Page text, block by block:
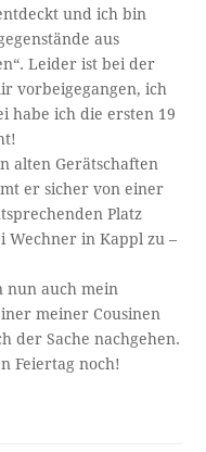
und ich bin
aus
Leider ist bei der
vorbeigegangen, ich
habe ich die ersten 19
alten Gerätschaften
er sicher von einer
Platz
Wechner in Kappl zu –
nun auch mein
meiner Cousinen
der Sache nachgehen.
Feiertag noch!